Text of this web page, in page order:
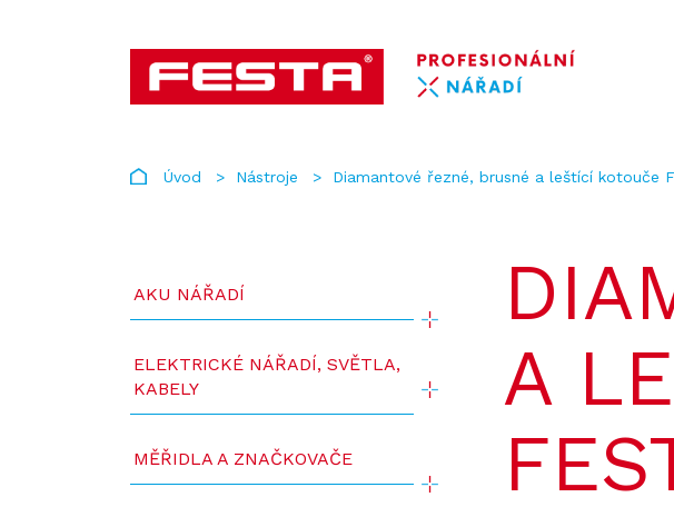
Úvod Nástroje Diamantové řezné, brusné a leštící kotouče
AKU NÁŘADÍ
ELEKTRICKÉ NÁŘADÍ, SVĚTLA,
KABELY
MĚŘIDLA A ZNAČKOVAČE
A